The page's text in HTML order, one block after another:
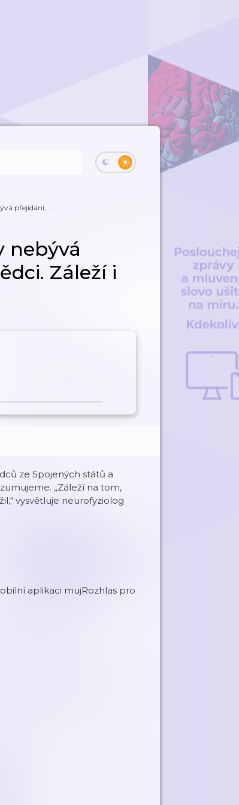
přejídání, ...
nebývá
Záleží i
ze Spojených států a
„Záleží na tom,
vysvětluje neurofyziolog
aplikaci mujRozhlas pro